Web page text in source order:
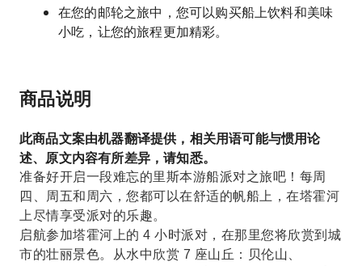
在您的邮轮之旅中，您可以购买船上饮料和美味
小吃，让您的旅程更加精彩。
商品说明
此商品文案由机器翻译提供，相关用语可能与惯用论
述、原文内容有所差异，请知悉。
准备好开启一段难忘的里斯本游船派对之旅吧！每周
四、周五和周六，您都可以在舒适的帆船上，在塔霍河
上尽情享受派对的乐趣。
启航参加塔霍河上的 4 小时派对，在那里您将欣赏到城
市的壮丽景色。从水中欣赏 7 座山丘：贝伦山、